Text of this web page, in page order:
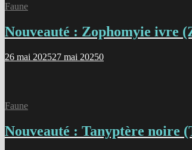
Faune
Nouveauté : Zophomyie ivre
26 mai 202527 mai 20250
Faune
Nouveauté : Tanyptère noire